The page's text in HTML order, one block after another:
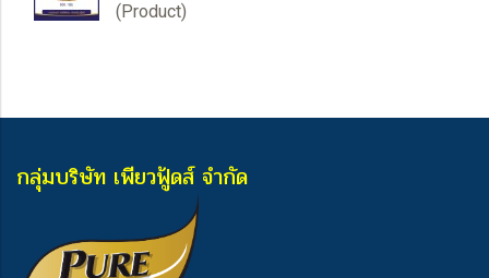
(Product)
กลุ่มบริษัท เพียวฟู้ดส์ จำกัด